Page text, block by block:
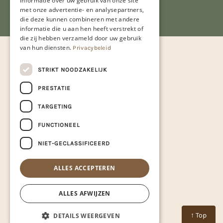
↑ Top
met onze advertentie- en analysepartners,
die deze kunnen combineren met andere
informatie die u aan hen heeft verstrekt of
die zij hebben verzameld door uw gebruik
van hun diensten. Privacybeleid
STRIKT NOODZAKELIJK
PRESTATIE
TARGETING
FUNCTIONEEL
NIET-GECLASSIFICEERD
ALLES ACCEPTEREN
ALLES AFWIJZEN
DETAILS WEERGEVEN